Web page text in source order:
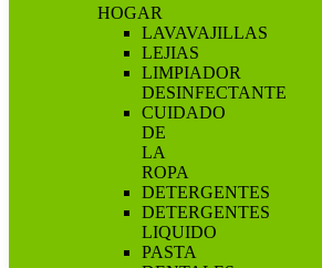
HOGAR
LAVAVAJILLAS
LEJIAS
LIMPIADOR
DESINFECTANTE
CUIDADO
DE
LA
ROPA
DETERGENTES
DETERGENTES
LIQUIDO
PASTA